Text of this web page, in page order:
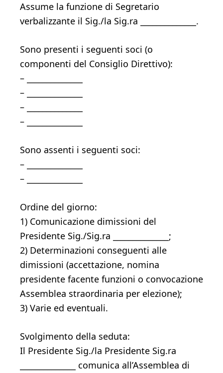
Assume la funzione di Segretario
verbalizzante il Sig./la Sig.ra ______________.
Sono presenti i seguenti soci (o
componenti del Consiglio Direttivo):
– ______________
– ______________
– ______________
– ______________
Sono assenti i seguenti soci:
– ______________
– ______________
Ordine del giorno:
1) Comunicazione dimissioni del
Presidente Sig./Sig.ra ______________;
2) Determinazioni conseguenti alle
dimissioni (accettazione, nomina
presidente facente funzioni o convocazione
Assemblea straordinaria per elezione);
3) Varie ed eventuali.
Svolgimento della seduta:
Il Presidente Sig./la Presidente Sig.ra
______________ comunica all’Assemblea di